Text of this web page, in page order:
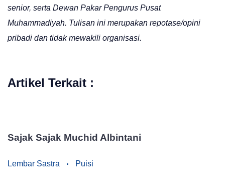
senior, serta Dewan Pakar Pengurus Pusat
Muhammadiyah. Tulisan ini merupakan repotase/opini
pribadi dan tidak mewakili organisasi.
Artikel Terkait :
Sajak Sajak Muchid Albintani
Lembar Sastra Puisi